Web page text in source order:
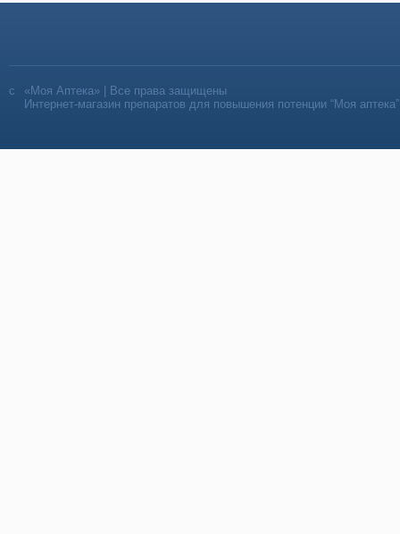
«Моя Аптека» | Все права защищены
Интернет-магазин препаратов для повышения потенции “Моя